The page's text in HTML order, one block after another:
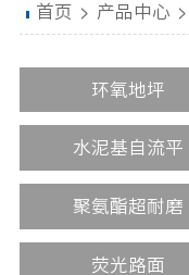
首页 > 产品中心 >
环氧地坪
水泥基自流平
聚氨酯超耐磨
荧光路面